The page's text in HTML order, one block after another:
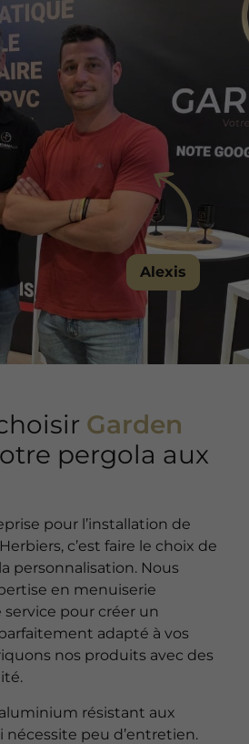
Alexis
Garden
pergola aux
pour l’installation de
c’est faire le choix de
personnalisation. Nous
en menuiserie
pour créer un
adapté à vos
nos produits avec des
résistant aux
peu d’entretien.